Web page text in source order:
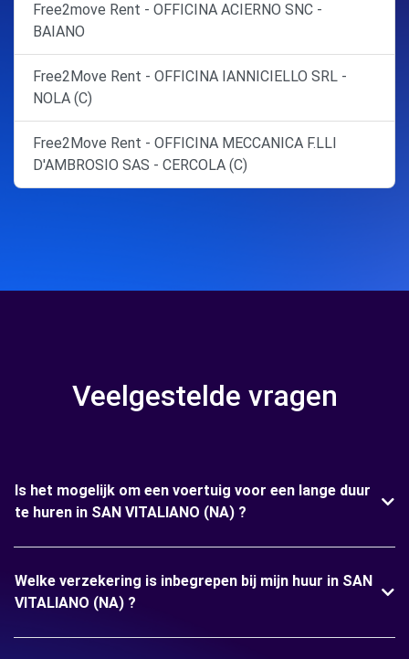
Free2move Rent - OFFICINA ACIERNO SNC -
BAIANO
Free2Move Rent - OFFICINA IANNICIELLO SRL -
NOLA (C)
Free2Move Rent - OFFICINA MECCANICA F.LLI
D'AMBROSIO SAS - CERCOLA (C)
Veelgestelde vragen
Is het mogelijk om een voertuig voor een lange duur
te huren in SAN VITALIANO (NA) ?
Welke verzekering is inbegrepen bij mijn huur in SAN
VITALIANO (NA) ?